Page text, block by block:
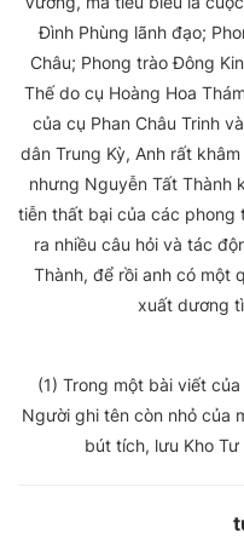
Đình Phùng lãnh đạo;
Châu; Phong trào Đông
Thế do cụ Hoàng Hoa
của cụ Phan Châu Trinh
dân Trung Kỳ, Anh rất
nhưng Nguyễn Tất Thành
tiễn thất bại của các phong
ra nhiều câu hỏi và tác
Thành, để rồi anh có một
xuất dương
(1) Trong một bài viết
Người ghi tên còn nhỏ của
bút tích, lưu Kho Tư